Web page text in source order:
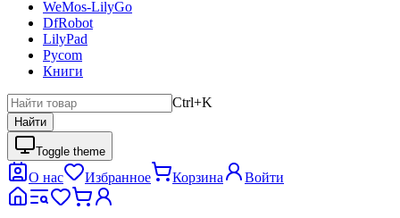
WeMos-LilyGo
DfRobot
LilyPad
Pycom
Книги
Ctrl+K
Найти
Toggle theme
О нас Избранное Корзина Войти